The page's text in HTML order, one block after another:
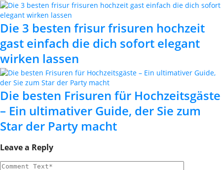
Die 3 besten frisur frisuren hochzeit
gast einfach die dich sofort elegant
wirken lassen
Die besten Frisuren für Hochzeitsgäste
– Ein ultimativer Guide, der Sie zum
Star der Party macht
Leave a Reply